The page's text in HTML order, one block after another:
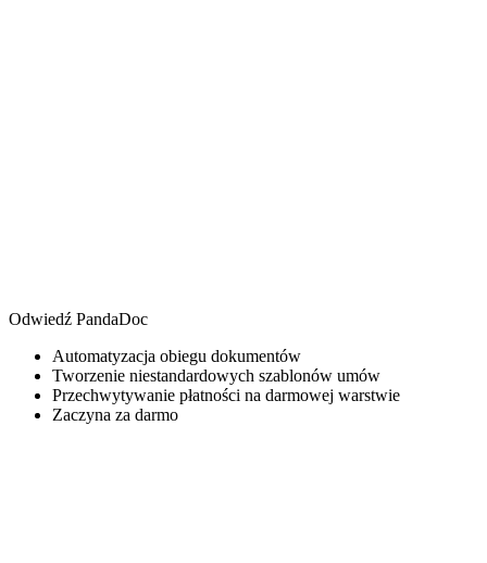
Odwiedź PandaDoc
Automatyzacja obiegu dokumentów
Tworzenie niestandardowych szablonów umów
Przechwytywanie płatności na darmowej warstwie
Zaczyna za darmo